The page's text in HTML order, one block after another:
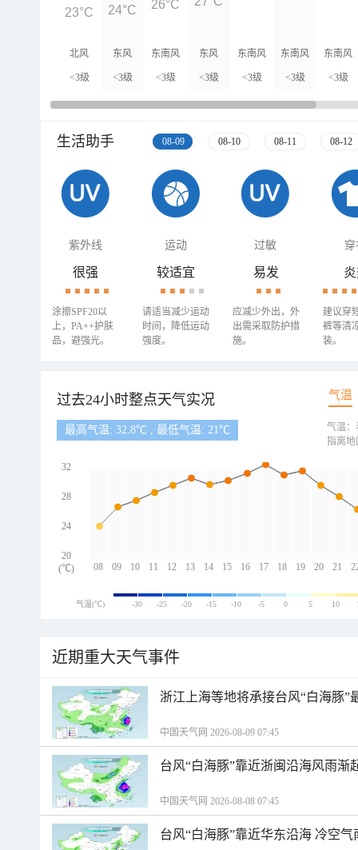
北风
<3级
东风
<3级
东南风
<3级
东风
<3级
东南风
<3级
东南风
<3级
东南风
<3级
23°C 24°C 26°C
生活助手 08-09 08-10 08-11 08-12
紫外线 运动 过敏 穿
很强
涂擦SPF20以
上，PA++护肤
品，避强光。
较适宜
请适当减少运动
时间，降低运动
强度。
易发
应减少外出，外
出需采取防护措
施。
建议穿
裤等清
装。
过去24小时整点天气实况 气温
最高气温: 32.8℃ , 最低气温: 21℃
08 09 10 11 12 13 14 15 16 17 18 19 20 21
32
28
24
20
(℃)
气温：
指离地
气温(℃) -30 -25 -20 -15 -10 -5 0 5 10
近期重大天气事件
浙江上海等地将承接台风“白海豚”
中国天气网 2026-08-09 07:45
台风“白海豚”靠近浙闽沿海风雨渐
中国天气网 2026-08-08 07:45
台风“白海豚”靠近华东沿海 冷空